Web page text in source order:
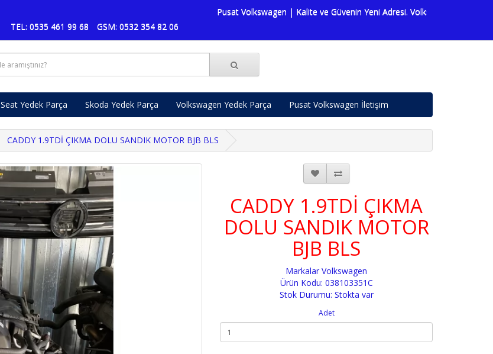
Pusat Volkswagen | Kalite ve Güvenin Yeni Adresi. Volkswagen dünyasına
TEL: 0535 461 99 68
GSM: 0532 354 82 06
Seat Yedek Parça Skoda Yedek Parça Volkswagen Yedek Parça Pusat Volkswagen İletişim
CADDY 1.9TDİ ÇIKMA DOLU SANDIK MOTOR BJB BLS
CADDY 1.9TDİ ÇIKMA
DOLU SANDIK MOTOR
BJB BLS
Markalar Volkswagen
Ürün Kodu: 038103351C
Stok Durumu: Stokta var
Adet